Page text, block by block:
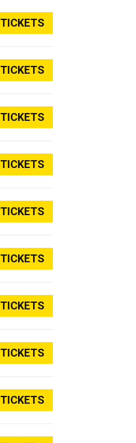
TICKETS
TICKETS
TICKETS
TICKETS
TICKETS
TICKETS
TICKETS
TICKETS
TICKETS